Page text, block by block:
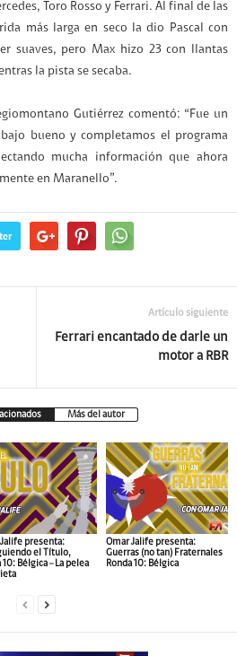
Toro Rosso y Ferrari. Al final de las
más larga en seco la dio Pascal con
suaves, pero Max hizo 23 con llantas
la pista se secaba.
Gutiérrez comentó: “Fue un
bueno y completamos el programa
mucha información que ahora
en Maranello”.
Artículo siguiente
Ferrari encantado de darle un
motor a RBR
Más del autor
presenta:
el Título,
10: Bélgica – La pelea
Omar Jalife presenta:
Guerras (no tan) Fraternales
Ronda 10: Bélgica